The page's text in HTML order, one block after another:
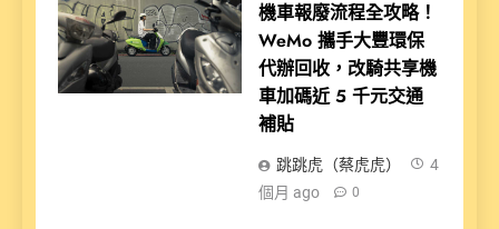
機車報廢流程全攻略！
WeMo 攜手大豐環保
代辦回收，改騎共享機
車加碼近 5 千元交通
補貼
跳跳虎（蔡虎虎）
4
個月 ago
0